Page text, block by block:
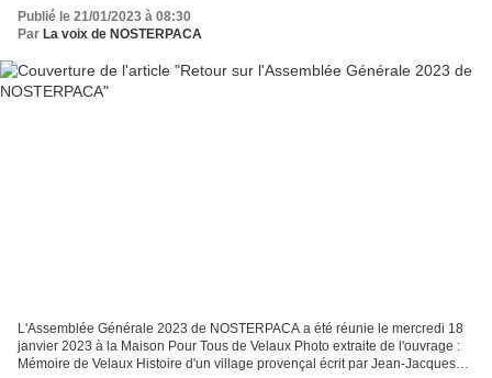
Publié le 21/01/2023 à 08:30
Par La voix de NOSTERPACA
L'Assemblée Générale 2023 de NOSTERPACA a été réunie le mercredi 18
janvier 2023 à la Maison Pour Tous de Velaux Photo extraite de l'ouvrage :
Mémoire de Velaux Histoire d'un village provençal écrit par Jean-Jacques